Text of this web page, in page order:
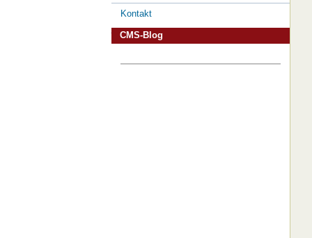
Kontakt
CMS-Blog